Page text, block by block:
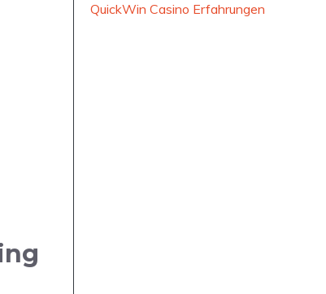
QuickWin Casino Erfahrungen